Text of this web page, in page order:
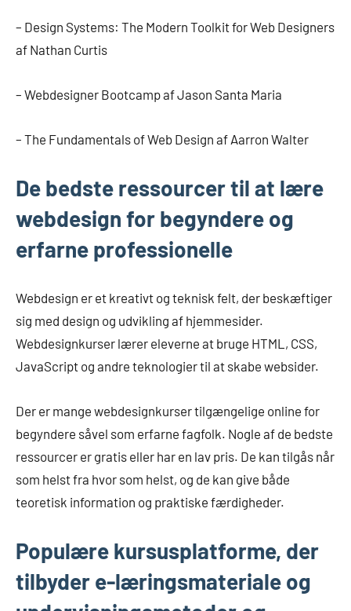
– Design Systems: The Modern Toolkit for Web Designers
af Nathan Curtis
– Webdesigner Bootcamp af Jason Santa Maria
– The Fundamentals of Web Design af Aarron Walter
De bedste ressourcer til at lære
webdesign for begyndere og
erfarne professionelle
Webdesign er et kreativt og teknisk felt, der beskæftiger
sig med design og udvikling af hjemmesider.
Webdesignkurser lærer eleverne at bruge HTML, CSS,
JavaScript og andre teknologier til at skabe websider.
Der er mange webdesignkurser tilgængelige online for
begyndere såvel som erfarne fagfolk. Nogle af de bedste
ressourcer er gratis eller har en lav pris. De kan tilgås når
som helst fra hvor som helst, og de kan give både
teoretisk information og praktiske færdigheder.
Populære kursusplatforme, der
tilbyder e-læringsmateriale og